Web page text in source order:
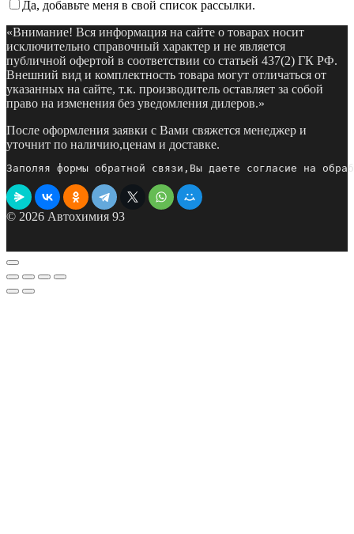
Да, добавьте меня в свой список рассылки.
«Внимание! Вся информация на сайте о товарах носит
исключительно справочный характер и не является
публичной офертой в соответствии со статьей 437(2) ГК РФ.
Внешний вид и комплектность товара могут отличаться от
указанных на сайте, т.к. производитель оставляет за собой
право на изменения без уведомления дилеров.»
После оформления заявки с Вами свяжется менеджер и
уточнит по наличию,ценам и доставке.
Заполяя формы обратной связи,Вы даете согласие на
© 2026 Автохимия 93